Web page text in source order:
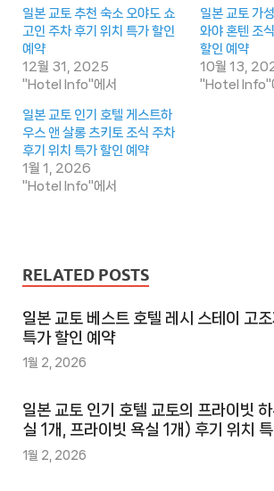
일본 교토 추천 숙소 오야도 쇼
고인 주차 후기 위치 특가 할인
예약
12월 31, 2025
"Hotel Info"에서
일본 교토 가
와야 혼텐 조
할인 예약
10월 13,
"Hotel Info"
일본 교토 인기 호텔 게스트하
우스 앤 살롱 츠키토 조식 주차
후기 위치 특가 할인 예약
1월 1, 2026
"Hotel Info"에서
RELATED POSTS
일본 교토 베스트 호텔 레시 스테이 고조
특가 할인 예약
1월 2, 2026
일본 교토 인기 호텔 교토의 프라이빗
실 1개, 프라이빗 욕실 1개) 후기 위치
1월 2, 2026